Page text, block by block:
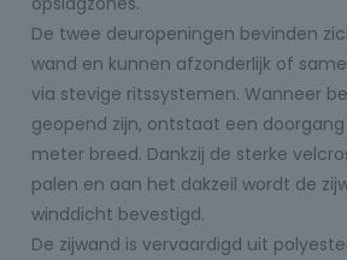
De twee deuropeningen bevinden
wand en kunnen afzonderlijk of
via stevige ritssystemen. Wanneer
geopend zijn, ontstaat een
meter breed. Dankzij de sterke
palen en aan het dakzeil wordt de
winddicht bevestigd.
De zijwand is vervaardigd uit